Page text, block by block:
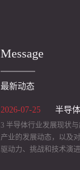
Message
最新动态
半导
（2）
2026-07-25
3 半导体行业发展现状
产业的发展动态，以及
驱动力、挑战和技术演